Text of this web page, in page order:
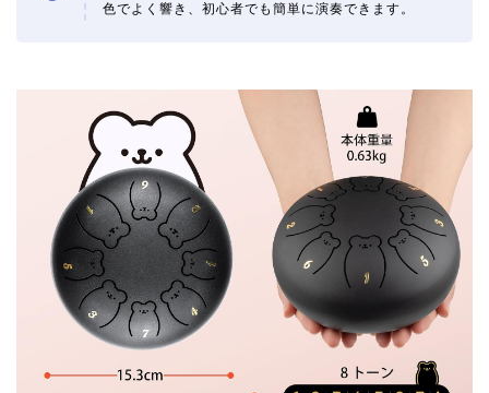
色でよく響き、初心者でも簡単に演奏できます。